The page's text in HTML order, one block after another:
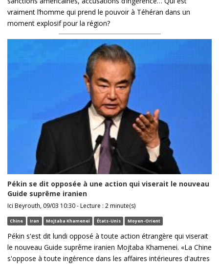
vraiment l’homme qui prend le pouvoir à Téhéran dans un
moment explosif pour la région?
Pékin se dit opposée à une action qui viserait le nouveau
Guide suprême iranien
Ici Beyrouth, 09/03 10:30 - Lecture : 2 minute(s)
Chine Iran Mojtaba Khamenei États-Unis Moyen-Orient
Pékin s'est dit lundi opposé à toute action étrangère qui viserait
le nouveau Guide suprême iranien Mojtaba Khamenei. «La Chine
s'oppose à toute ingérence dans les affaires intérieures d'autres